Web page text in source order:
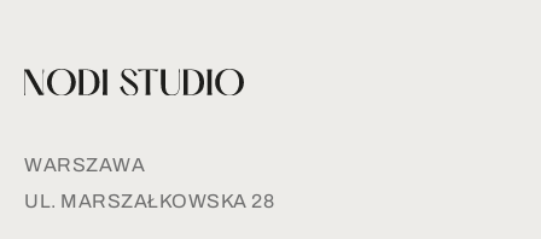
WARSZAWA
UL. MARSZAŁKOWSKA 28